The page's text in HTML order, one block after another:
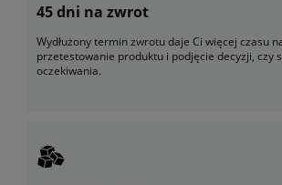
45 dni na zwrot
Wydłużony termin zwrotu daje Ci więcej czasu
przetestowanie produktu i podjęcie decyzji, czy
oczekiwania.